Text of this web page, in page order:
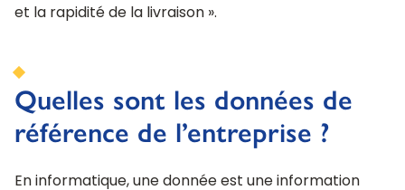
et la rapidité de la livraison ».
Quelles sont les données de
référence de l’entreprise ?
En informatique, une donnée est une information